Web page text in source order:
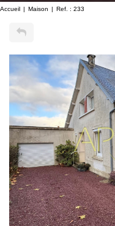
Accueil Maison Ref. : 233